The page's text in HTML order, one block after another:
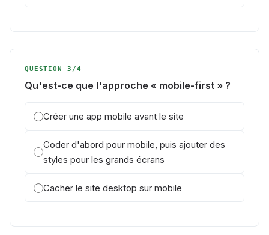
QUESTION 3/4
Qu'est-ce que l'approche « mobile-first » ?
Créer une app mobile avant le site
Coder d'abord pour mobile, puis ajouter des
styles pour les grands écrans
Cacher le site desktop sur mobile